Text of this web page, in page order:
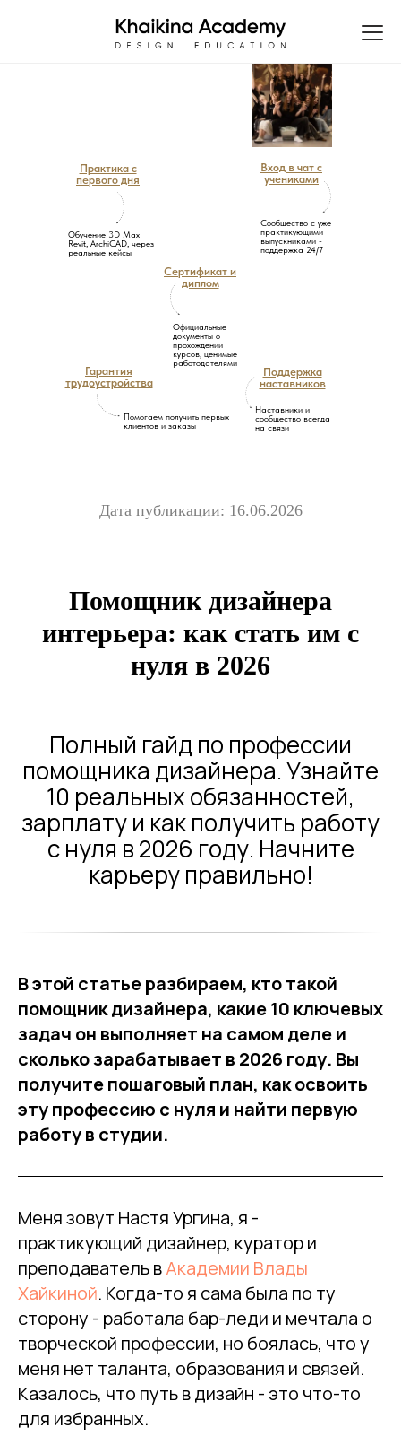
Гарантия
трудоустройства
Практика с
первого дня
Сертификат и
диплом
Поддержка
наставников
Вход в чат с
учениками
Помогаем получить первых
клиентов и заказы
Официальные
документы о
прохождении
курсов, ценимые
работодателями
Наставники и
сообщество всегда
на связи
Обучение 3D Max
Revit, ArchiCAD, через
реальные кейсы
Сообщество с уже
практикующими
выпускниками -
поддержка 24/7
Дата публикации: 16.06.2026
Помощник дизайнера
интерьера: как стать им с
нуля в 2026
Полный гайд по профессии
помощника дизайнера. Узнайте
10 реальных обязанностей,
зарплату и как получить работу
с нуля в 2026 году. Начните
карьеру правильно!
В этой статье разбираем, кто такой
помощник дизайнера, какие 10 ключевых
задач он выполняет на самом деле и
сколько зарабатывает в 2026 году. Вы
получите пошаговый план, как освоить
эту профессию с нуля и найти первую
работу в студии.
Меня зовут Настя Ургина, я -
практикующий дизайнер, куратор и
преподаватель вАкадемии Влады
Хайкиной. Когда-то я сама была по ту
сторону - работала бар-леди и мечтала о
творческой профессии, но боялась, что у
меня нет таланта, образования и связей.
Казалось, что путь в дизайн - это что-то
для избранных.